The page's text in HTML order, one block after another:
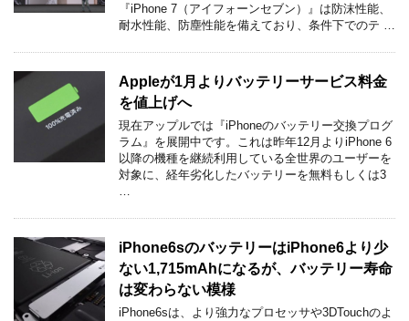
『iPhone 7（アイフォーンセブン）』は防沫性能、
耐水性能、防塵性能を備えており、条件下でのテ …
Appleが1月よりバッテリーサービス料金
を値上げへ
現在アップルでは『iPhoneのバッテリー交換プログ
ラム』を展開中です。これは昨年12月よりiPhone 6
以降の機種を継続利用している全世界のユーザーを
対象に、経年劣化したバッテリーを無料もしくは3
…
iPhone6sのバッテリーはiPhone6より少
ない1,715mAhになるが、バッテリー寿命
は変わらない模様
iPhone6sは、より強力なプロセッサや3DTouchのよ